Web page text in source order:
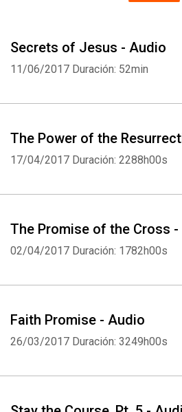
Secrets of Jesus - Audio
11/06/2017 Duración: 52min
The Power of the
17/04/2017 Duración: 2288h00s
The Promise of the Cross
02/04/2017 Duración: 1782h00s
Faith Promise - Audio
26/03/2017 Duración: 3249h00s